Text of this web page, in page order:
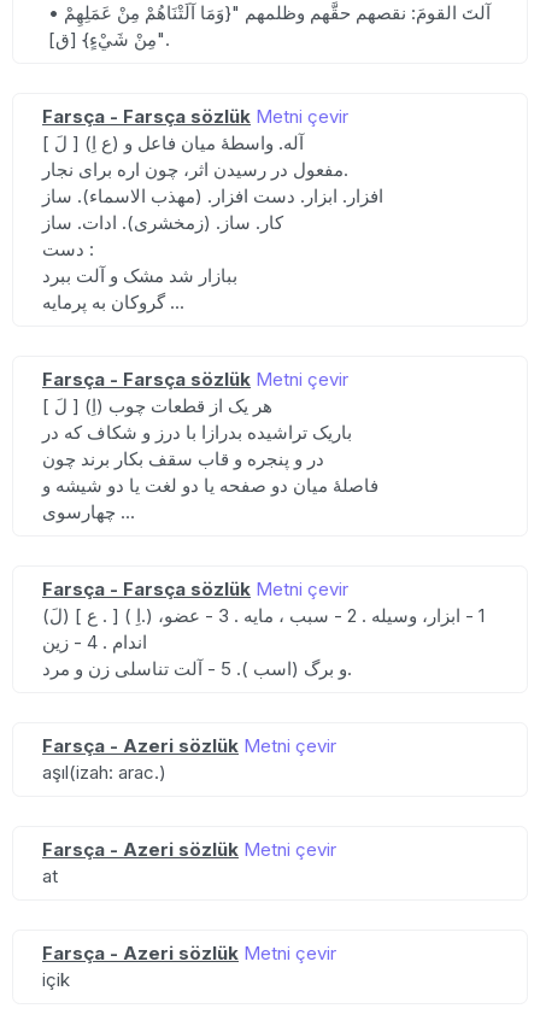
• آلتَ القومَ: نقصهم حقَّهم وظلمهم "{وَمَا آلَتْنَاهُمْ مِنْ عَمَلِهِمْ
مِنْ شَيْءٍ} [ق]".
Farsça - Farsça sözlük Metni çevir
[ لَ ] (ع اِ) آله. واسطهٔ میان فاعل و
مفعول در رسیدن اثر، چون اره برای نجار.
افزار. ابزار. دست افزار. (مهذب الاسماء). ساز
کار. ساز. (زمخشری). ادات. ساز
دست :
ببازار شد مشک و آلت ببرد
گروکان به پرمایه ...
Farsça - Farsça sözlük Metni çevir
[ لَ ] (اِ) هر یک از قطعات چوب
باریک تراشیده بدرازا با درز و شکاف که در
در و پنجره و قاب سقف بکار برند چون
فاصلهٔ میان دو صفحه یا دو لغت یا دو شیشه و
چهارسوی ...
Farsça - Farsça sözlük Metni çevir
(لَ) [ ع . ] ( اِ.) 1 - ابزار، وسیله . 2 - سبب ، مایه . 3 - عضو،
اندام . 4 - زین
و برگ (اسب ). 5 - آلت تناسلی زن و مرد.
Farsça - Azeri sözlük Metni çevir
aşıl(izah: arac.)
Farsça - Azeri sözlük Metni çevir
at
Farsça - Azeri sözlük Metni çevir
içik